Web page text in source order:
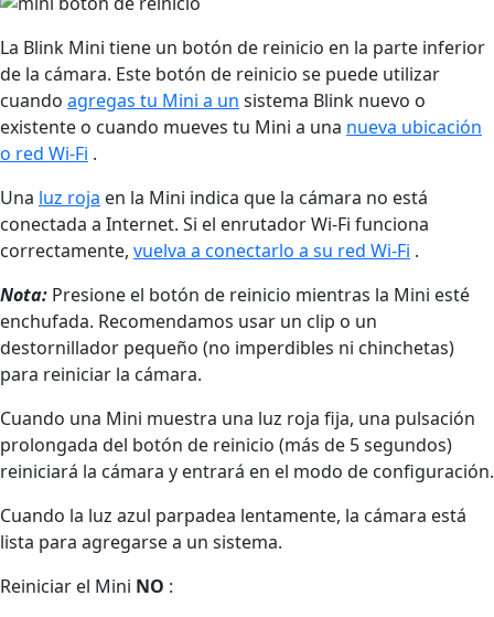
La Blink Mini tiene un botón de reinicio en la parte inferior
de la cámara. Este botón de reinicio se puede utilizar
cuando agregas tu Mini a un sistema Blink nuevo o
existente o cuando mueves tu Mini a una nueva ubicación
o red Wi-Fi .
Una luz roja en la Mini indica que la cámara no está
conectada a Internet. Si el enrutador Wi-Fi funciona
correctamente, vuelva a conectarlo a su red Wi-Fi .
Nota: Presione el botón de reinicio mientras la Mini esté
enchufada. Recomendamos usar un clip o un
destornillador pequeño (no imperdibles ni chinchetas)
para reiniciar la cámara.
Cuando una Mini muestra una luz roja fija, una pulsación
prolongada del botón de reinicio (más de 5 segundos)
reiniciará la cámara y entrará en el modo de configuración.
Cuando la luz azul parpadea lentamente, la cámara está
lista para agregarse a un sistema.
Reiniciar el Mini NO :